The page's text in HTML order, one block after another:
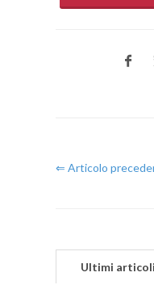
⇐ Articolo
Ultimi articoli